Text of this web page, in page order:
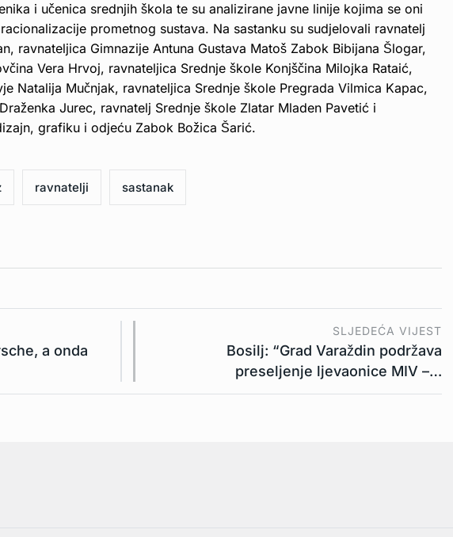
i učenica srednjih škola te su analizirane javne linije kojima se oni
prometnog sustava. Na sastanku su sudjelovali ravnatelj
ravnateljica Gimnazije Antuna Gustava Matoš Zabok Bibijana Šlogar,
Vera Hrvoj, ravnateljica Srednje škole Konjščina Milojka Rataić,
Natalija Mučnjak, ravnateljica Srednje škole Pregrada Vilmica Kapac,
Jurec, ravnatelj Srednje škole Zlatar Mladen Pavetić i
grafiku i odjeću Zabok Božica Šarić.
ravnatelji sastanak
a onda
SLJEDEĆA VIJEST
Bosilj: “Grad Varaždin podržava
preseljenje ljevaonice MIV –…